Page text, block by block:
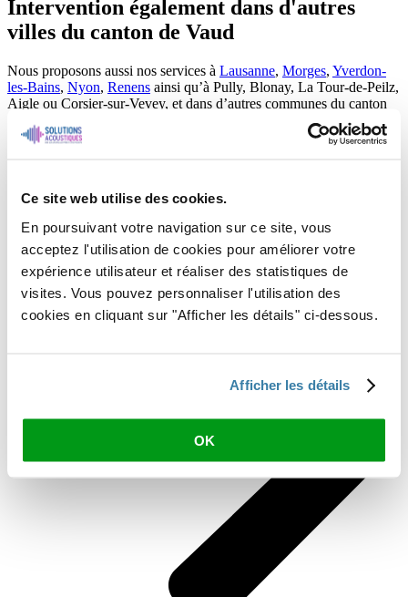
Ce site web utilise des cookies.
En poursuivant votre navigation sur ce site, vous
acceptez l'utilisation de cookies pour améliorer votre
expérience utilisateur et réaliser des statistiques de
visites. Vous pouvez personnaliser l'utilisation des
cookies en cliquant sur "Afficher les détails" ci-dessous.
Afficher les détails
OK
Intervention également dans d'autres
villes du canton de Vaud
Nous proposons aussi nos services à Lausanne, Morges, Yverdon-
les-Bains, Nyon, Renens ainsi qu’à Pully, Blonay, La Tour-de-Peilz,
Aigle ou Corsier-sur-Vevey, et dans d’autres communes du canton
Jérémy Grünfelder - Directeur de Solutions Acoustiques SARL